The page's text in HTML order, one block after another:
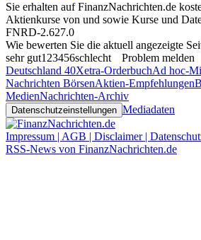
Sie erhalten auf FinanzNachrichten.de
Aktienkurse von und sowie Kurse und
FNRD-2.627.0
Wie bewerten Sie die aktuell angezeigte
sehr gut1 23456schlecht
Problem melden
Deutschland 40Xetra-OrderbuchAd hoc-
Nachrichten BörsenAktien-Empfehlungen
MedienNachrichten-Archiv
Datenschutzeinstellungen Mediadaten
Impressum | AGB | Disclaimer |
RSS-News von FinanzNachrichten.de